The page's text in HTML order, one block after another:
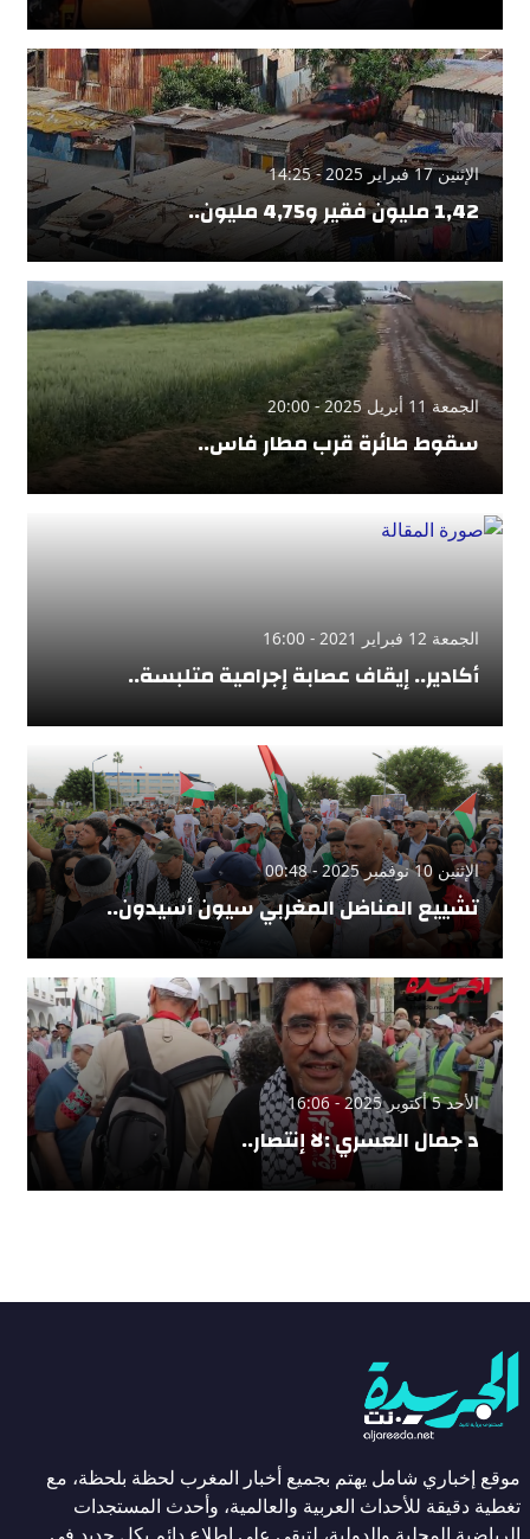
الإثنين 17 فبراير 2025 - 14:25
1,42 مليون فقير و4,75 مليون..
الجمعة 11 أبريل 2025 - 20:00
سقوط طائرة قرب مطار فاس..
الجمعة 12 فبراير 2021 - 16:00
أكادير.. إيقاف عصابة إجرامية متلبسة..
الإثنين 10 نوفمبر 2025 - 00:48
تشييع المناضل المغربي سيون أسيدون..
الأحد 5 أكتوبر 2025 - 16:06
د جمال العسري :لا إنتصار..
موقع إخباري شامل يهتم بجميع أخبار المغرب لحظة بلحظة، مع
تغطية دقيقة للأحداث العربية والعالمية، وأحدث المستجدات